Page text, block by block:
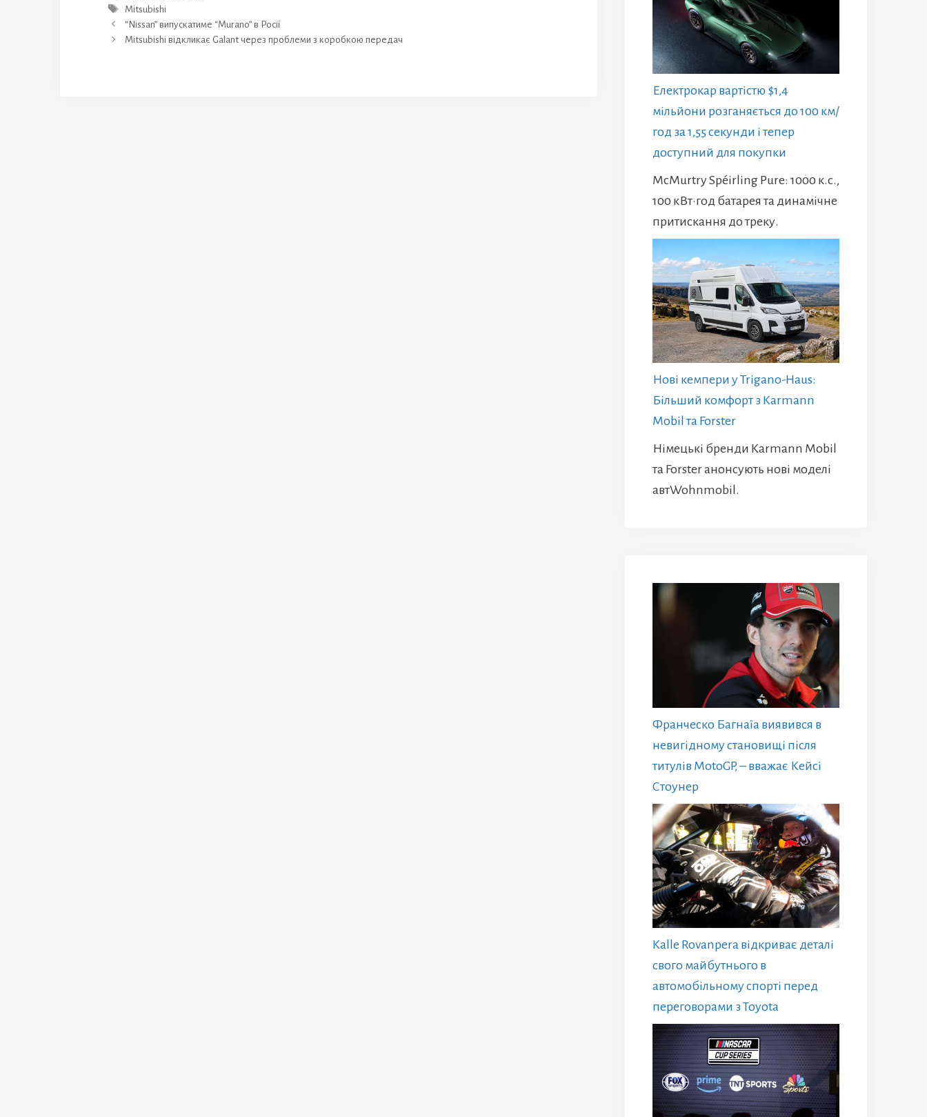
Позначки
Mitsubishi
“Nissan” випускатиме “Murano” в Росії
Mitsubishi відкликає Galant через проблеми з коробкою передач
Електрокар вартістю $1,4
мільйони розганяється до 100 км/
год за 1,55 секунди і тепер
доступний для покупки
McMurtry Spéirling Pure: 1000 к.с.,
100 кВт·год батарея та динамічне
притискання до треку.
Нові кемпери у Trigano-Haus:
Більший комфорт з Karmann
Mobil та Forster
Німецькі бренди Karmann Mobil
та Forster анонсують нові моделі
автWohnmobil.
Франческо Багнаїа виявився в
невигідному становищі після
титулів MotoGP, – вважає Кейсі
Стоунер
Kalle Rovanpera відкриває деталі
свого майбутнього в
автомобільному спорті перед
переговорами з Toyota